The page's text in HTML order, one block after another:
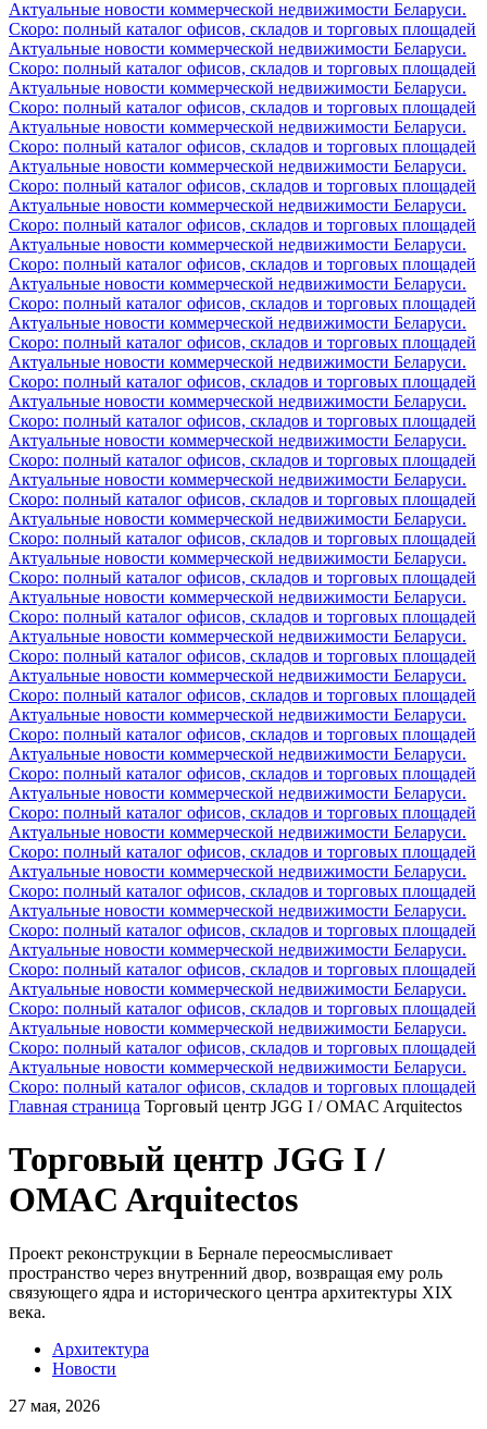
Актуальные новости коммерческой недвижимости Беларуси.
Скоро: полный каталог офисов, складов и торговых площадей
Актуальные новости коммерческой недвижимости Беларуси.
Скоро: полный каталог офисов, складов и торговых площадей
Актуальные новости коммерческой недвижимости Беларуси.
Скоро: полный каталог офисов, складов и торговых площадей
Актуальные новости коммерческой недвижимости Беларуси.
Скоро: полный каталог офисов, складов и торговых площадей
Актуальные новости коммерческой недвижимости Беларуси.
Скоро: полный каталог офисов, складов и торговых площадей
Актуальные новости коммерческой недвижимости Беларуси.
Скоро: полный каталог офисов, складов и торговых площадей
Актуальные новости коммерческой недвижимости Беларуси.
Скоро: полный каталог офисов, складов и торговых площадей
Актуальные новости коммерческой недвижимости Беларуси.
Скоро: полный каталог офисов, складов и торговых площадей
Актуальные новости коммерческой недвижимости Беларуси.
Скоро: полный каталог офисов, складов и торговых площадей
Актуальные новости коммерческой недвижимости Беларуси.
Скоро: полный каталог офисов, складов и торговых площадей
Актуальные новости коммерческой недвижимости Беларуси.
Скоро: полный каталог офисов, складов и торговых площадей
Актуальные новости коммерческой недвижимости Беларуси.
Скоро: полный каталог офисов, складов и торговых площадей
Актуальные новости коммерческой недвижимости Беларуси.
Скоро: полный каталог офисов, складов и торговых площадей
Актуальные новости коммерческой недвижимости Беларуси.
Скоро: полный каталог офисов, складов и торговых площадей
Актуальные новости коммерческой недвижимости Беларуси.
Скоро: полный каталог офисов, складов и торговых площадей
Актуальные новости коммерческой недвижимости Беларуси.
Скоро: полный каталог офисов, складов и торговых площадей
Актуальные новости коммерческой недвижимости Беларуси.
Скоро: полный каталог офисов, складов и торговых площадей
Актуальные новости коммерческой недвижимости Беларуси.
Скоро: полный каталог офисов, складов и торговых площадей
Актуальные новости коммерческой недвижимости Беларуси.
Скоро: полный каталог офисов, складов и торговых площадей
Актуальные новости коммерческой недвижимости Беларуси.
Скоро: полный каталог офисов, складов и торговых площадей
Актуальные новости коммерческой недвижимости Беларуси.
Скоро: полный каталог офисов, складов и торговых площадей
Актуальные новости коммерческой недвижимости Беларуси.
Скоро: полный каталог офисов, складов и торговых площадей
Актуальные новости коммерческой недвижимости Беларуси.
Скоро: полный каталог офисов, складов и торговых площадей
Актуальные новости коммерческой недвижимости Беларуси.
Скоро: полный каталог офисов, складов и торговых площадей
Актуальные новости коммерческой недвижимости Беларуси.
Скоро: полный каталог офисов, складов и торговых площадей
Актуальные новости коммерческой недвижимости Беларуси.
Скоро: полный каталог офисов, складов и торговых площадей
Актуальные новости коммерческой недвижимости Беларуси.
Скоро: полный каталог офисов, складов и торговых площадей
Актуальные новости коммерческой недвижимости Беларуси.
Скоро: полный каталог офисов, складов и торговых площадей
Главная страница Торговый центр JGG I / OMAC Arquitectos
Торговый центр JGG I /
OMAC Arquitectos
Проект реконструкции в Бернале переосмысливает
пространство через внутренний двор, возвращая ему роль
связующего ядра и исторического центра архитектуры XIX
века.
Архитектура
Новости
27 мая, 2026